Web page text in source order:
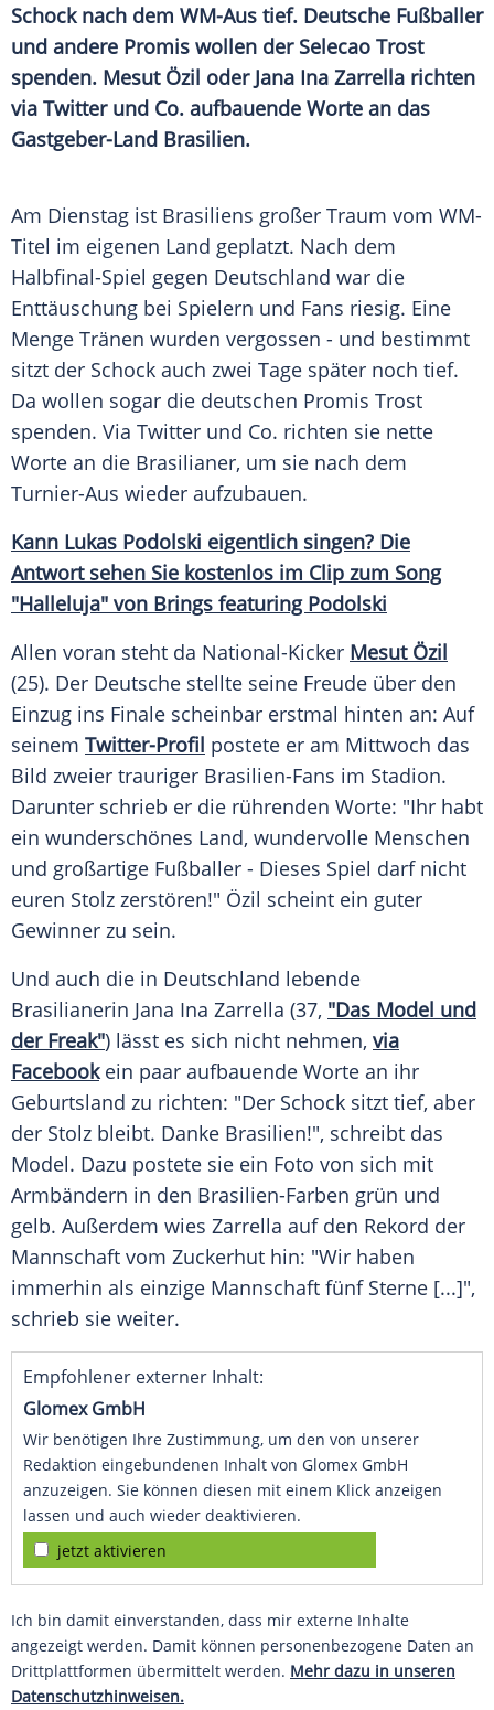
Schock nach dem WM-Aus tief. Deutsche Fußballer
und andere Promis wollen der Selecao Trost
spenden. Mesut Özil oder Jana Ina Zarrella richten
via Twitter und Co. aufbauende Worte an das
Gastgeber-Land Brasilien.
Am Dienstag ist Brasiliens großer Traum vom WM-
Titel im eigenen Land geplatzt. Nach dem
Halbfinal-Spiel gegen Deutschland war die
Enttäuschung bei Spielern und Fans riesig. Eine
Menge Tränen wurden vergossen - und bestimmt
sitzt der Schock auch zwei Tage später noch tief.
Da wollen sogar die deutschen Promis Trost
spenden. Via Twitter und Co. richten sie nette
Worte an die Brasilianer, um sie nach dem
Turnier-Aus wieder aufzubauen.
Kann Lukas Podolski eigentlich singen? Die
Antwort sehen Sie kostenlos im Clip zum Song
"Halleluja" von Brings featuring Podolski
Allen voran steht da National-Kicker Mesut Özil
(25). Der Deutsche stellte seine Freude über den
Einzug ins Finale scheinbar erstmal hinten an: Auf
seinem Twitter-Profil postete er am Mittwoch das
Bild zweier trauriger Brasilien-Fans im Stadion.
Darunter schrieb er die rührenden Worte: "Ihr habt
ein wunderschönes Land, wundervolle Menschen
und großartige Fußballer - Dieses Spiel darf nicht
euren Stolz zerstören!" Özil scheint ein guter
Gewinner zu sein.
Und auch die in Deutschland lebende
Brasilianerin Jana Ina Zarrella (37, "Das Model und
der Freak") lässt es sich nicht nehmen, via
Facebookein paar aufbauende Worte an ihr
Geburtsland zu richten: "Der Schock sitzt tief, aber
der Stolz bleibt. Danke Brasilien!", schreibt das
Model. Dazu postete sie ein Foto von sich mit
Armbändern in den Brasilien-Farben grün und
gelb. Außerdem wies Zarrella auf den Rekord der
Mannschaft vom Zuckerhut hin: "Wir haben
immerhin als einzige Mannschaft fünf Sterne [...]",
schrieb sie weiter.
Empfohlener externer Inhalt:
Glomex GmbH
Wir benötigen Ihre Zustimmung, um den von unserer
Redaktion eingebundenen Inhalt von Glomex GmbH
anzuzeigen. Sie können diesen mit einem Klick anzeigen
lassen und auch wieder deaktivieren.
jetzt aktivieren
Ich bin damit einverstanden, dass mir externe Inhalte
angezeigt werden. Damit können personenbezogene Daten an
Drittplattformen übermittelt werden. Mehr dazu in unseren
Datenschutzhinweisen.